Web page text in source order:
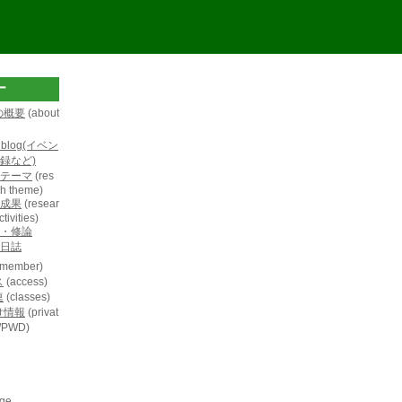
概要 (about
イベン
録など)
ーマ (res
theme)
果 (resear
修論
誌
(access)
(classes)
情報 (privat